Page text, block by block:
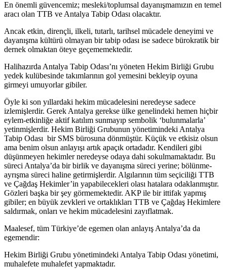
En önemli güvencemiz; mesleki/toplumsal dayanışmamızın en temel
aracı olan TTB ve Antalya Tabip Odası olacaktır.
Ancak etkin, dirençli, ilkeli, tutarlı, tarihsel mücadele deneyimi ve
dayanışma kültürü olmayan bir tabip odası ise sadece bürokratik bir
dernek olmaktan öteye geçememektedir.
Halihazırda Antalya Tabip Odası’nı yöneten Hekim Birliği Grubu
yedek kulübesinde takımlarının gol yemesini bekleyip oyuna
girmeyi umuyorlar gibiler.
Öyle ki son yıllardaki hekim mücadelesini neredeyse sadece
izlemişlerdir. Gerek Antalya gerekse ülke genelindeki hemen hiçbir
eylem-etkinliğe aktif katılım sunmayıp sembolik ‘bulunmalarla’
yetinmişlerdir. Hekim Birliği Grubunun yönetimindeki Antalya
Tabip Odası bir SMS bürosuna dönmüştür. Küçük ve etkisiz olsun
ama benim olsun anlayışı artık apaçık ortadadır. Kendileri gibi
düşünmeyen hekimler neredeyse odaya dahi sokulmamaktadır. Bu
süreci Antalya’da bir birlik ve dayanışma süreci yerine; bölünme-
ayrışma süreci haline getirmişlerdir. Algılarının tüm seçiciliği TTB
ve Çağdaş Hekimler’in yapabilecekleri olası hatalara odaklanmıştır.
Gözleri başka bir şey görmemektedir. AKP ile bir ittifak yapmış
gibiler; en büyük zevkleri ve ortaklıkları TTB ve Çağdaş Hekimlere
saldırmak, onları ve hekim mücadelesini zayıflatmak.
Maalesef, tüm Türkiye’de egemen olan anlayış Antalya’da da
egemendir:
Hekim Birliği Grubu yönetimindeki Antalya Tabip Odası yönetimi,
muhalefete muhalefet yapmaktadır.